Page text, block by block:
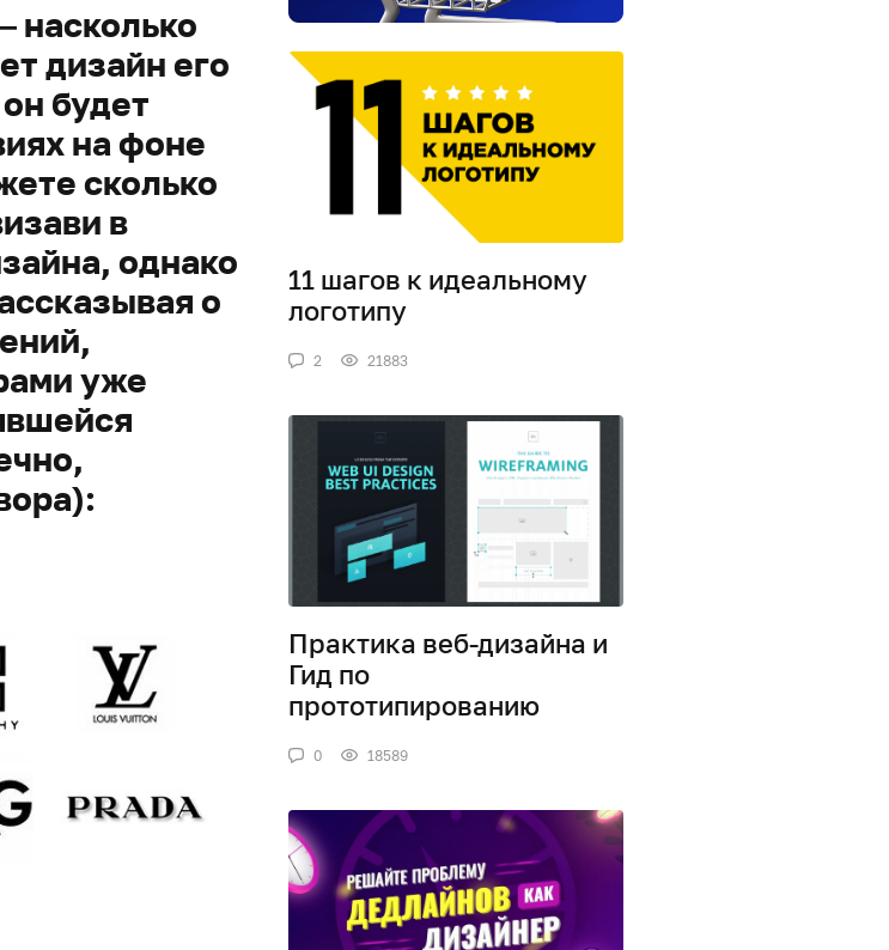
насколько
дизайн его
будет
на фоне
сколько
в
однако
о
уже
11 шагов к идеальному
логотипу
2 21883
Практика веб-дизайна и
Гид по
прототипированию
0 18589